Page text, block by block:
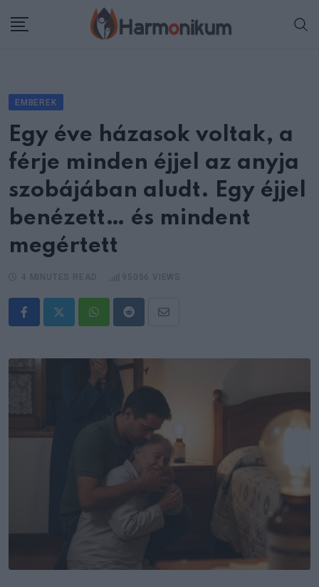
EMBEREK
Egy éve házasok voltak, a
férje minden éjjel az anyja
szobájában aludt. Egy éjjel
benézett… és mindent
megértett
WhatsappRedditShare
Email